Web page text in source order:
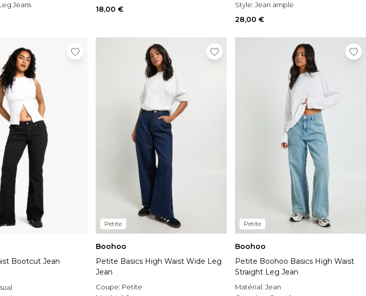
Jeans 18,00 €
Style: Jean ample
28,00 €
Bootcut Jean
Petite
Boohoo
Petite Basics High Waist Wide Leg
Jean
Coupe: Petite
Petite
Boohoo
Petite Boohoo Basics High Waist
Straight Leg Jean
Matérial: Jean